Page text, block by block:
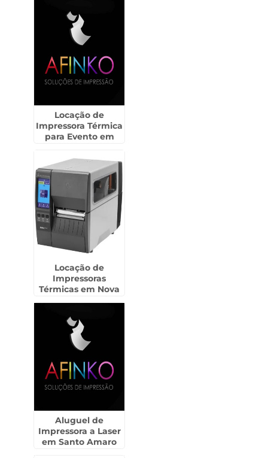
Locação de
Impressora Térmica
para Evento em
Locação de
Impressoras
Térmicas em Nova
Aluguel de
Impressora a Laser
em Santo Amaro